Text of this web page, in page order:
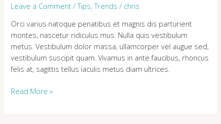
Leave a Comment /Tips,Trends / chris
Orci varius natoque penatibus et magnis dis parturient
montes, nascetur ridiculus mus. Nulla quis vestibulum
metus. Vestibulum dolor massa, ullamcorper vel augue sed,
vestibulum suscipit quam. Vivamus in ante faucibus, rhoncus
felis at, sagittis tellus iaculis metus diam ultrices.
Read More »